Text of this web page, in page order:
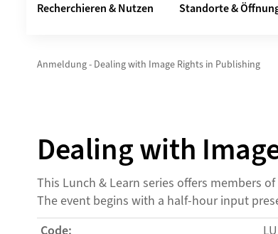
Recherchieren & Nutzen Standorte &
Anmeldung - Dealing with Image Rights in Publishing
Dealing with
This Lunch & Learn series offers members
The event begins with a half-hour input